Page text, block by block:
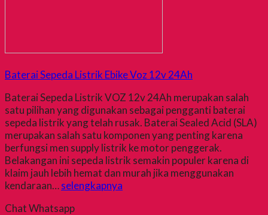
Baterai Sepeda Listrik Ebike Voz 12v 24Ah
Baterai Sepeda Listrik VOZ 12v 24Ah merupakan salah
satu pilihan yang digunakan sebagai pengganti baterai
sepeda listrik yang telah rusak. Baterai Sealed Acid (SLA)
merupakan salah satu komponen yang penting karena
berfungsi men supply listrik ke motor penggerak.
Belakangan ini sepeda listrik semakin populer karena di
klaim jauh lebih hemat dan murah jika menggunakan
kendaraan…selengkapnya
Chat Whatsapp